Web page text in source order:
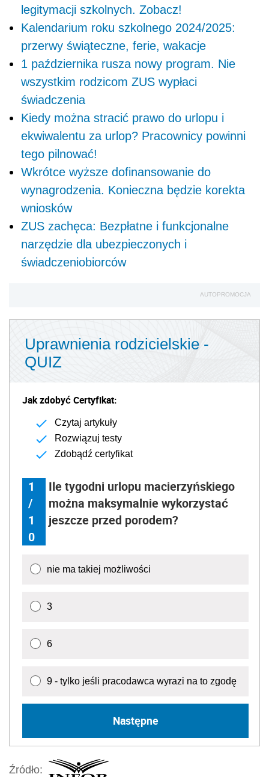
legitymacji szkolnych. Zobacz!
Kalendarium roku szkolnego 2024/2025:
przerwy świąteczne, ferie, wakacje
1 października rusza nowy program. Nie
wszystkim rodzicom ZUS wypłaci
świadczenia
Kiedy można stracić prawo do urlopu i
ekwiwalentu za urlop? Pracownicy powinni
tego pilnować!
Wkrótce wyższe dofinansowanie do
wynagrodzenia. Konieczna będzie korekta
wniosków
ZUS zachęca: Bezpłatne i funkcjonalne
narzędzie dla ubezpieczonych i
świadczeniobiorców
AUTOPROMOCJA
Uprawnienia rodzicielskie -
QUIZ
Jak zdobyć Certyfikat:
Czytaj artykuły
Rozwiązuj testy
Zdobądź certyfikat
1
/
1
0
Ile tygodni urlopu macierzyńskiego
można maksymalnie wykorzystać
jeszcze przed porodem?
nie ma takiej możliwości
3
6
9 - tylko jeśli pracodawca wyrazi na to zgodę
Następne
Źródło: